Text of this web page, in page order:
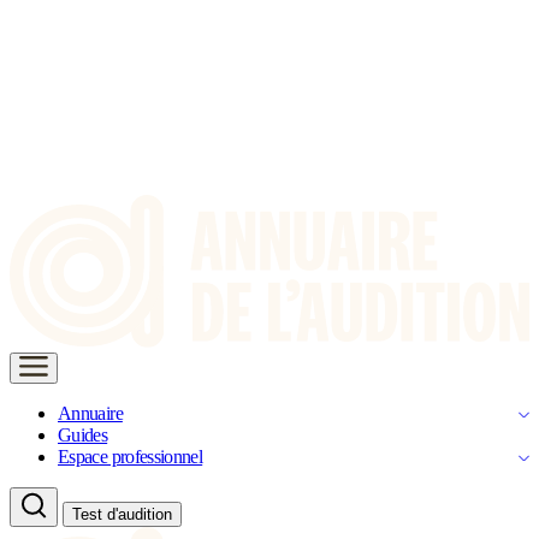
Annuaire
Guides
Espace professionnel
Test d'audition